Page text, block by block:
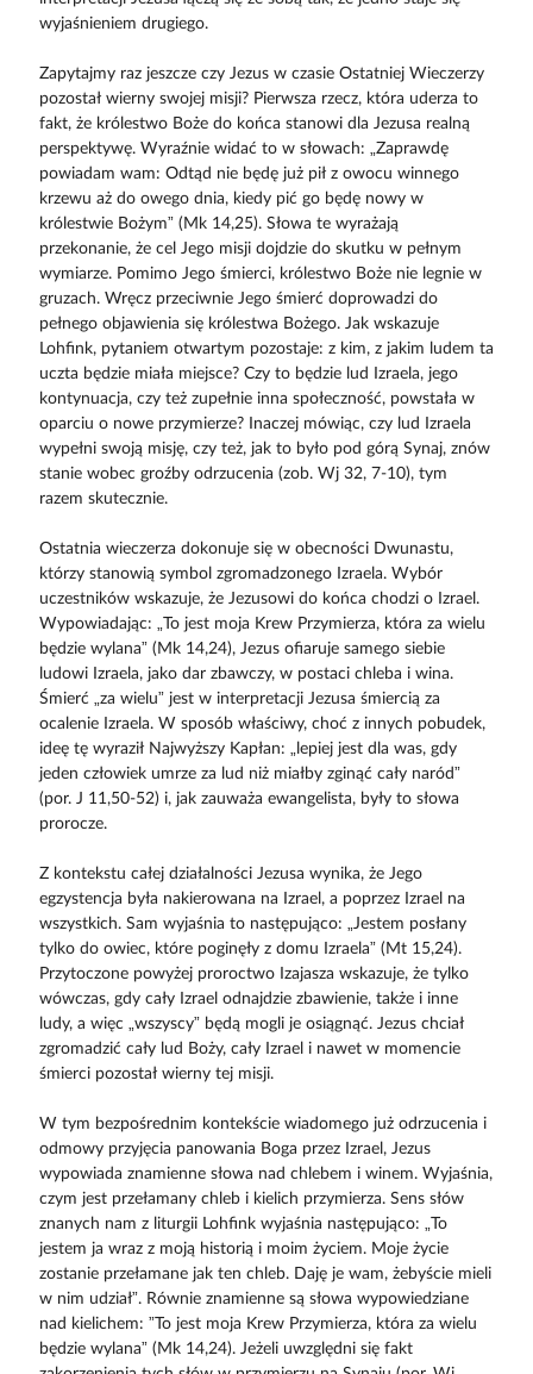
wyjaśnieniem drugiego.
Zapytajmy raz jeszcze czy Jezus w czasie Ostatniej Wieczerzy
pozostał wierny swojej misji? Pierwsza rzecz, która uderza to
fakt, że królestwo Boże do końca stanowi dla Jezusa realną
perspektywę. Wyraźnie widać to w słowach: „Zaprawdę
powiadam wam: Odtąd nie będę już pił z owocu winnego
krzewu aż do owego dnia, kiedy pić go będę nowy w
królestwie Bożym” (Mk 14,25). Słowa te wyrażają
przekonanie, że cel Jego misji dojdzie do skutku w pełnym
wymiarze. Pomimo Jego śmierci, królestwo Boże nie legnie w
gruzach. Wręcz przeciwnie Jego śmierć doprowadzi do
pełnego objawienia się królestwa Bożego. Jak wskazuje
Lohfink, pytaniem otwartym pozostaje: z kim, z jakim ludem ta
uczta będzie miała miejsce? Czy to będzie lud Izraela, jego
kontynuacja, czy też zupełnie inna społeczność, powstała w
oparciu o nowe przymierze? Inaczej mówiąc, czy lud Izraela
wypełni swoją misję, czy też, jak to było pod górą Synaj, znów
stanie wobec groźby odrzucenia (zob. Wj 32, 7-10), tym
razem skutecznie.
Ostatnia wieczerza dokonuje się w obecności Dwunastu,
którzy stanowią symbol zgromadzonego Izraela. Wybór
uczestników wskazuje, że Jezusowi do końca chodzi o Izrael.
Wypowiadając: „To jest moja Krew Przymierza, która za wielu
będzie wylana” (Mk 14,24), Jezus ofiaruje samego siebie
ludowi Izraela, jako dar zbawczy, w postaci chleba i wina.
Śmierć „za wielu” jest w interpretacji Jezusa śmiercią za
ocalenie Izraela. W sposób właściwy, choć z innych pobudek,
ideę tę wyraził Najwyższy Kapłan: „lepiej jest dla was, gdy
jeden człowiek umrze za lud niż miałby zginąć cały naród”
(por. J 11,50-52) i, jak zauważa ewangelista, były to słowa
prorocze.
Z kontekstu całej działalności Jezusa wynika, że Jego
egzystencja była nakierowana na Izrael, a poprzez Izrael na
wszystkich. Sam wyjaśnia to następująco: „Jestem posłany
tylko do owiec, które poginęły z domu Izraela” (Mt 15,24).
Przytoczone powyżej proroctwo Izajasza wskazuje, że tylko
wówczas, gdy cały Izrael odnajdzie zbawienie, także i inne
ludy, a więc „wszyscy” będą mogli je osiągnąć. Jezus chciał
zgromadzić cały lud Boży, cały Izrael i nawet w momencie
śmierci pozostał wierny tej misji.
W tym bezpośrednim kontekście wiadomego już odrzucenia i
odmowy przyjęcia panowania Boga przez Izrael, Jezus
wypowiada znamienne słowa nad chlebem i winem. Wyjaśnia,
czym jest przełamany chleb i kielich przymierza. Sens słów
znanych nam z liturgii Lohfink wyjaśnia następująco: „To
jestem ja wraz z moją historią i moim życiem. Moje życie
zostanie przełamane jak ten chleb. Daję je wam, żebyście mieli
w nim udział”. Równie znamienne są słowa wypowiedziane
nad kielichem: ”To jest moja Krew Przymierza, która za wielu
będzie wylana” (Mk 14,24). Jeżeli uwzględni się fakt